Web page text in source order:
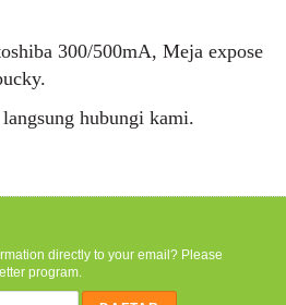
300/500mA, Meja expose
hubungi kami.
directly to your email? Please
program.